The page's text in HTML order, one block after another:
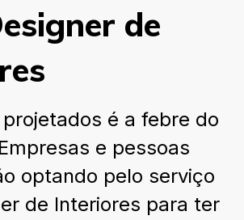
de
é a febre do
e pessoas
optando pelo serviço
de Interiores para ter